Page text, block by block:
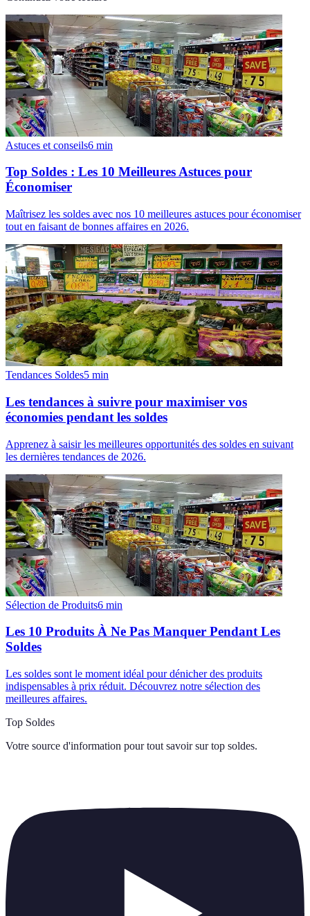
Astuces et conseils6 min
Top Soldes : Les 10 Meilleures Astuces pour
Économiser
Maîtrisez les soldes avec nos 10 meilleures astuces pour économiser
tout en faisant de bonnes affaires en 2026.
Tendances Soldes5 min
Les tendances à suivre pour maximiser vos
économies pendant les soldes
Apprenez à saisir les meilleures opportunités des soldes en suivant
les dernières tendances de 2026.
Sélection de Produits6 min
Les 10 Produits À Ne Pas Manquer Pendant Les
Soldes
Les soldes sont le moment idéal pour dénicher des produits
indispensables à prix réduit. Découvrez notre sélection des
meilleures affaires.
Top Soldes
Votre source d'information pour tout savoir sur top soldes.